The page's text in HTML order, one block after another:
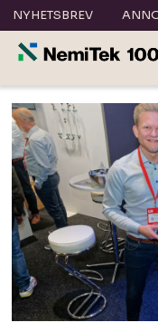
NYHETSBREV